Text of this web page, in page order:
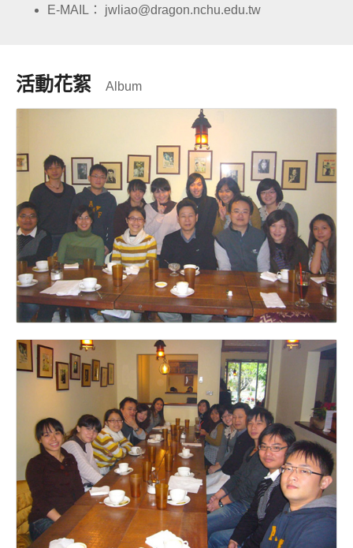
E-MAIL： jwliao@dragon.nchu.edu.tw
活動花絮 Album